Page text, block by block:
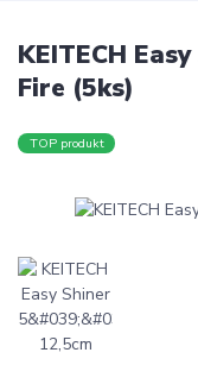
KEITECH
Fire (5ks)
TOP produkt